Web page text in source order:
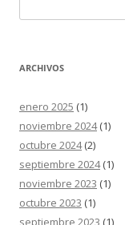
ARCHIVOS
enero 2025 (1)
noviembre 2024(1)
octubre 2024(2)
septiembre 2024(1)
noviembre 2023 (1)
octubre 2023 (1)
septiembre 2023 (1)